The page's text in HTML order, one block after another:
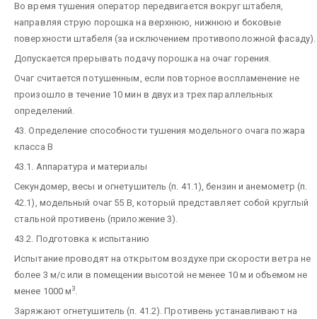
Во время тушения оператор передвигается вокруг штабеля,
направляя струю порошка на верхнюю, нижнюю и боковые
поверхности штабеля (за исключением противоположной фасаду).
Допускается прерывать подачу порошка на очаг горения.
Очаг считается потушенным, если повторное воспламенение не
произошло в течение 10 мин в двух из трех параллельных
определений.
43. Определение способности тушения модельного очага пожара
класса В
43.1. Аппаратура и материалы
Секундомер, весы и огнетушитель (п. 41.1), бензин и анемометр (п.
42.1), модельный очаг 55 В, который представляет собой круглый
стальной противень (приложение 3).
43.2. Подготовка к испытанию
Испытание проводят на открытом воздухе при скорости ветра не
более 3 м/с или в помещении высотой не менее 10 м и объемом не
менее 1000 м3.
Заряжают огнетушитель (п. 41.2). Противень устанавливают на